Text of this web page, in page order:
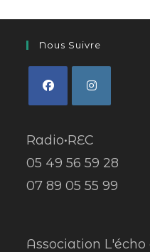
Nous Suivre
Radio•REC
05 49 56 59 28
07 89 05 55 99
Association L'écho